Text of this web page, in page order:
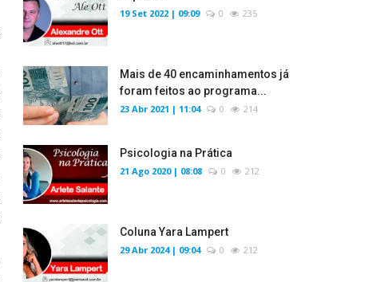
19 Set 2022 | 09:09 0 235
Mais de 40 encaminhamentos já
foram feitos ao programa...
23 Abr 2021 | 11:04 0 214
Psicologia na Prática
21 Ago 2020 | 08:08 0 212
Coluna Yara Lampert
29 Abr 2024 | 09:04 0 212